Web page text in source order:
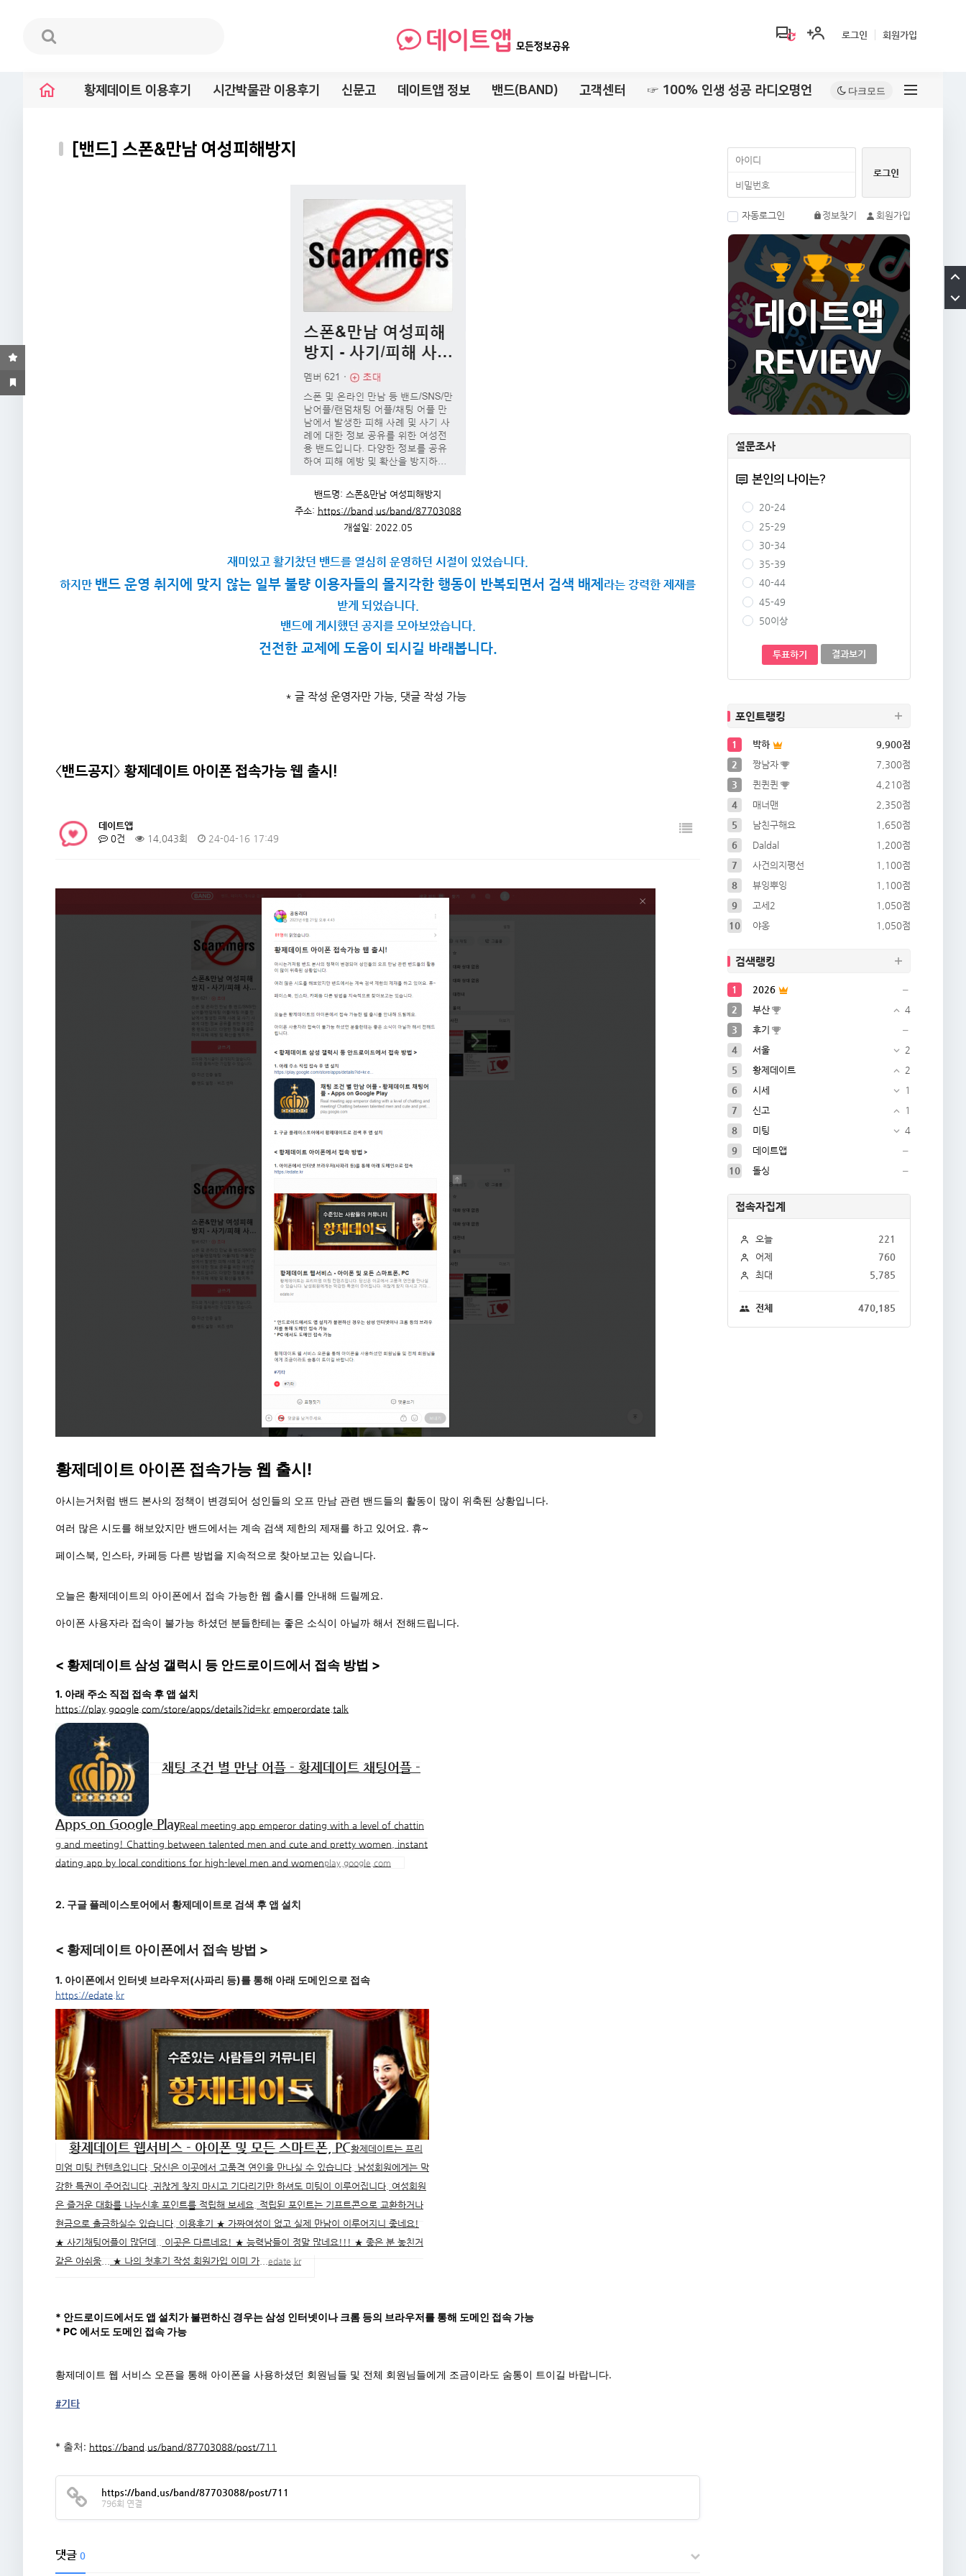
로그인 회원가입
황제데이트 이용후기 시간박물관 이용후기 신문고 데이트앱 정보 밴드(BAND) 고객센터 ☞ 100% 인생 성공 라디오명언
[밴드] 스폰&만남 여성피해방지
밴드명: 스폰&만남 여성피해방지
주소: https://band.us/band/87703088
개설일: 2022.05
재미있고 활기찼던 밴드를 열심히 운영하던 시절이 있었습니다.
하지만 밴드 운영 취지에 맞지 않는 일부 불량 이용자들의 몰지각한 행동이 반복되면서 검색 배제 라는 강력한 제재를
받게 되었습니다.
밴드에 게시했던 공지를 모아보았습니다.
건전한 교제에 도움이 되시길 바래봅니다.
* 글 작성 운영자만 가능, 댓글 작성 가능
〈밴드공지〉 황제데이트 아이폰 접속가능 웹 출시!
데이트앱
0건
14,043회 24-04-16 17:49
황제데이트 아이폰 접속가능 웹 출시!
아시는거처럼 밴드 본사의 정책이 변경되어 성인들의 오프 만남 관련 밴드들의 활동이 많이 위축된 상황입니다.
여러 많은 시도를 해보았지만 밴드에서는 계속 검색 제한의 제재를 하고 있어요. 휴~
페이스북, 인스타, 카페등 다른 방법을 지속적으로 찾아보고는 있습니다.
오늘은 황제데이트의 아이폰에서 접속 가능한 웹 출시를 안내해 드릴께요.
아이폰 사용자라 접속이 불가능 하셨던 분들한테는 좋은 소식이 아닐까 해서 전해드립니다.
< 황제데이트 삼성 갤럭시 등 안드로이드에서 접속 방법 >
1. 아래 주소 직접 접속 후 앱 설치
https://play.google.com/store/apps/details?id=kr.emperordate.talk
채팅 조건 별 만남 어플 - 황제데이트 채팅어플 -
Apps on Google PlayReal meeting app emperor dating with a level of chattin
g and meeting! Chatting between talented men and cute and pretty women, instant
dating app by local conditions for high-level men and womenplay.google.com
2. 구글 플레이스토어에서 황제데이트로 검색 후 앱 설치
< 황제데이트 아이폰에서 접속 방법 >
1. 아이폰에서 인터넷 브라우저(사파리 등)를 통해 아래 도메인으로 접속
https://edate.kr
황제데이트 웹서비스 - 아이폰 및 모든 스마트폰, PC황제데이트는 프리
미엄 미팅 컨텐츠입니다. 당신은 이곳에서 고품격 연인을 만나실 수 있습니다. 남성회원에게는 막
강한 특권이 주어집니다. 귀찮게 찾지 마시고 기다리기만 하셔도 미팅이 이루어집니다. 여성회원
은 즐거운 대화를 나누신후 포인트를 적립해 보세요. 적립된 포인트는 기프트콘으로 교환하거나
현금으로 출금하실수 있습니다. 이용후기 ★ 가짜여성이 없고 실제 만남이 이루어지니 좋네요!
★ 사기채팅어플이 많던데.. 이곳은 다르네요! ★ 능력남들이 정말 많네요!!! ★ 좋은 분 놓친거
같은 아쉬움... ★ 나의 첫후기 작성 회원가입 이미 가... edate.kr
* 안드로이드에서도 앱 설치가 불편하신 경우는 삼성 인터넷이나 크롬 등의 브라우저를 통해 도메인 접속 가능
* PC 에서도 도메인 접속 가능
황제데이트 웹 서비스 오픈을 통해 아이폰을 사용하셨던 회원님들 및 전체 회원님들에게 조금이라도 숨통이 트이길 바랍니다.
#기타
* 출처: https://band.us/band/87703088/post/711
https://band.us/band/87703088/post/711
796회 연결
댓글 0
자동로그인 정보찾기 회원가입
설문조사
본인의 나이는?
20-24
25-29
30-34
35-39
40-44
45-49
50이상
투표하기 결과보기
포인트랭킹
1 박하
9,900점
2
짱남자
7,300점
3
퀸퀸퀸
4,210점
4
매너맨
2,350점
5
남친구해요
1,650점
6
Daldal
1,200점
7
사건의지평선
1,100점
8
뷰잉뿌잉
1,100점
9
고세2
1,050점
10
야옹 1,050점
검색랭킹
1
2026
2
부산
4
3
후기
4
서울
2
5
황제데이트
2
6
시세
1
7
신고
1
8
미팅
4
9
데이트앱
10
돌싱
접속자집계
오늘
221
어제
760
최대
5,785
전체 470,185